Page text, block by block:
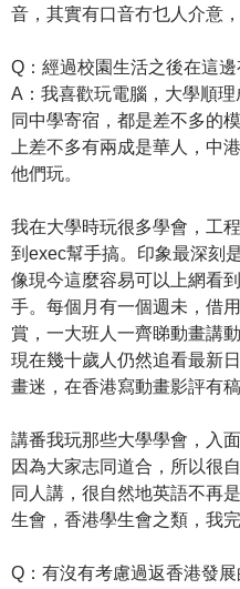
音，其實有口音冇乜人介意
Q：經過校園生活之後在這邊
A：我喜歡玩電腦，大學順理
同中學寄宿，都是差不多的
上差不多有兩成是華人，中
他們玩。
我在大學時玩很多學會，工
到exec幫手搞。印象最深刻
像現今這麼容易可以上網看
手。每個月有一個週未，借
賞，一大班人一齊睇動畫講
現在幾十歲人仍然追看最新
畫迷，在香港寫動畫影評有
講番我玩那些大學學會，入
因為大家志同道合，所以很
同人講，很自然地英語不再
生會，香港學生會之類，我
Q：有沒有考慮過返香港發展